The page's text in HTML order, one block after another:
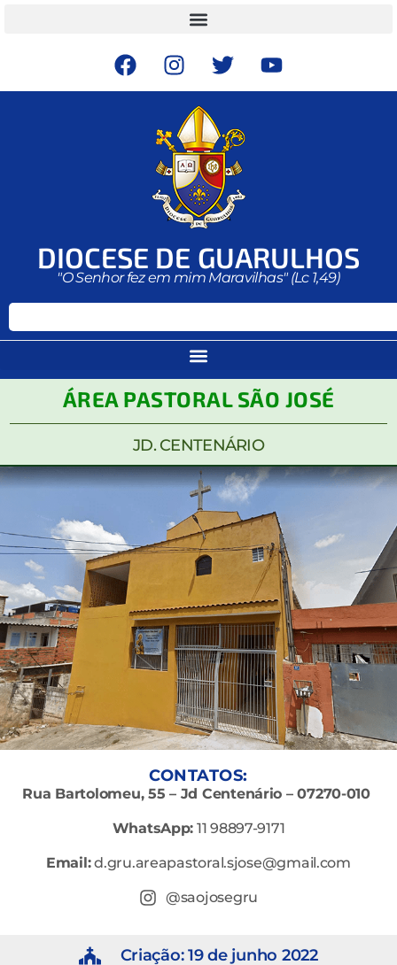
DIOCESE DE GUARULHOS
"O Senhor fez em mim Maravilhas" (Lc 1,49)
ÁREA PASTORAL SÃO JOSÉ
JD. CENTENÁRIO
CONTATOS:
Rua Bartolomeu, 55 – Jd Centenário – 07270-010
WhatsApp: 11 98897-9171
Email:d.gru.areapastoral.sjose@gmail.com
@saojosegru
Criação: 19 de junho 2022